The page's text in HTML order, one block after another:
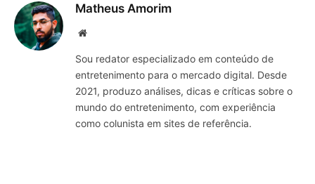
Matheus Amorim
Website
Sou redator especializado em conteúdo de
entretenimento para o mercado digital. Desde
2021, produzo análises, dicas e críticas sobre o
mundo do entretenimento, com experiência
como colunista em sites de referência.